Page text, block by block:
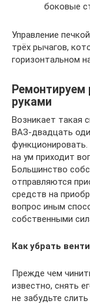
боковые
Управление
трёх рычагов,
горизонтальном
Ремонтируем
руками
Возникает такая
ВАЗ-двадцать
на ум приходит
Большинство
отправляются
средств на
вопрос иным
собственными
Как убрать
Прежде чем
известно, снять
не забудьте